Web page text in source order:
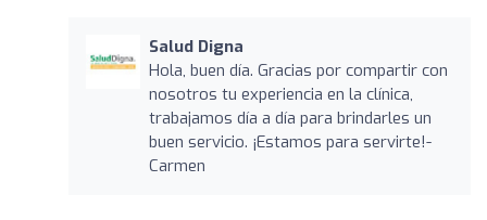
Salud Digna
Hola, buen día. Gracias por compartir con
nosotros tu experiencia en la clínica,
trabajamos día a día para brindarles un
buen servicio. ¡Estamos para servirte!-
Carmen